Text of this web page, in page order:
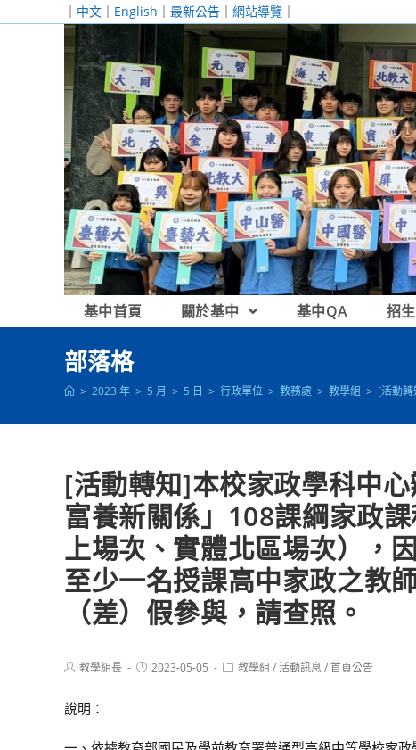
｜ 中文 ｜ English ｜ 最新公告 ｜ 網站導覽 ｜
基中首頁 關於基中 基中QA 招
部落格
> 2023 年 > 5 月 > 5 日 > 行政單位 > 教務處 > 教學組 > [活動
[活動轉知]本校家政學科中
富養新關係」108課綱家政
上場次、實體北區場次），
至少一名授課高中家政之教
（差）假參與，請查照。
Post教學組長
Post2023-05-05
Post教學組 /活動訊息 /首頁公告
說明：